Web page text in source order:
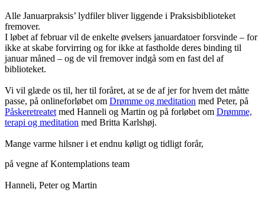
Alle Januarpraksis’ lydfiler bliver liggende i Praksisbiblioteket
fremover.
I løbet af februar vil de enkelte øvelsers januardatoer forsvinde – for
ikke at skabe forvirring og for ikke at fastholde deres binding til
januar måned – og de vil fremover indgå som en fast del af
biblioteket.
Vi vil glæde os til, her til foråret, at se de af jer for hvem det måtte
passe, på onlineforløbet om Drømme og meditation med Peter, på
Påskeretreatet med Hanneli og Martin og på forløbet om Drømme,
terapi og meditation med Britta Karlshøj.
Mange varme hilsner i et endnu køligt og tidligt forår,
på vegne af Kontemplations team
Hanneli, Peter og Martin